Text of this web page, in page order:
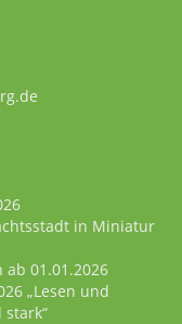
in Miniatur
01.01.2026
„Lesen und
stark“